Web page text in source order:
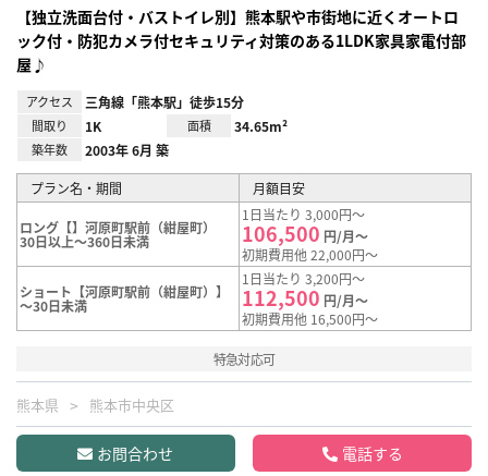
【独立洗面台付・バストイレ別】熊本駅や市街地に近くオートロ
ック付・防犯カメラ付セキュリティ対策のある1LDK家具家電付部
屋♪
アクセス 三角線「熊本駅」徒歩15分
間取り 1K 面積 34.65m²
築年数 2003年 6月 築
プラン名・期間 月額目安
ロング【】河原町駅前（紺屋町）
30日以上～360日未満
1日当たり 3,000円～
106,500 円/月～
初期費用他 22,000円～
ショート【河原町駅前（紺屋町）】
～30日未満
1日当たり 3,200円～
112,500 円/月～
初期費用他 16,500円～
特急対応可
熊本県 熊本市中央区
お問合わせ 電話する